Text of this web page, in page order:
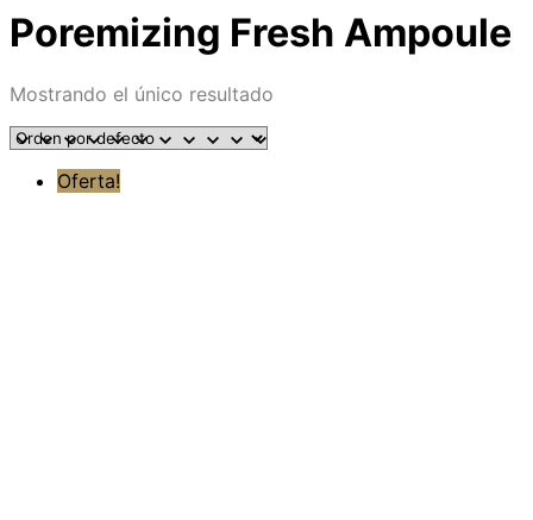
Poremizing Fresh Ampoule
Mostrando el único resultado
Oferta!